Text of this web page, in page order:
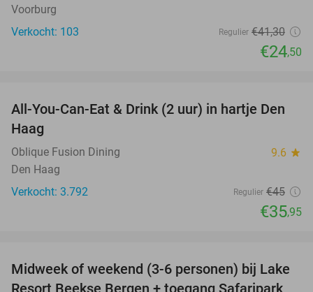
Voorburg
Verkocht: 103
Regulier €41,30
€24,50
20%
All-You-Can-Eat & Drink (2 uur) in hartje Den
Haag
Oblique Fusion Dining 9.6 star
Den Haag
Verkocht: 3.792
Regulier €45
€35,95
53%
Midweek of weekend (3-6 personen) bij Lake
Resort Beekse Bergen + toegang Safaripark